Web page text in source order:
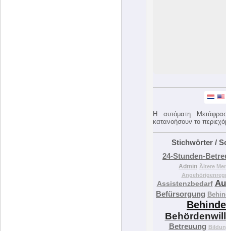
Η αυτόματη
κατανοήσουν το
Stichwörter /
24-Stunden-
Admin Ältere
Assistenzbedarf
Befürsorgung
Betreuung